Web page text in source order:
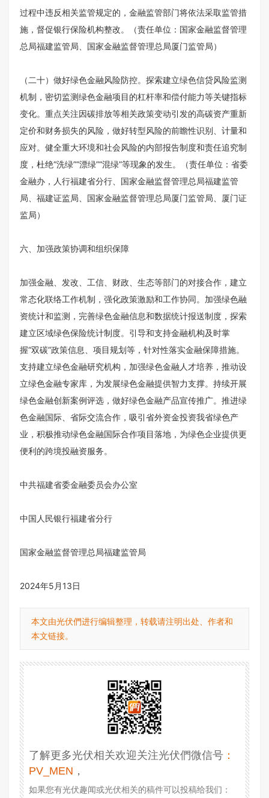
过程中违反相关监管规定的，金融监管部门将依法采取监管措
施，督促银行保险机构整改。（责任单位：国家金融监督管理
总局福建监管局、国家金融监督管理总局厦门监管局）
（二十）做好绿色金融风险防控。探索建立绿色信贷风险监测
机制，密切监测绿色金融项目的杠杆率和偿付能力等关键指标
变化。重点关注因碳排放等相关政策变动引发的高碳资产重新
定价和财务损失的风险，做好转型风险的前瞻性识别、计量和
应对。健全重大环境和社会风险的内部报告制度和责任追究制
度，杜绝“洗绿”“漂绿”“混绿”等现象的发生。（责任单位：省委
金融办，人行福建省分行、国家金融监督管理总局福建监管
局、福建证监局、国家金融监督管理总局厦门监管局、厦门证
监局）
六、加强政策协调和组织保障
加强金融、发改、工信、财政、生态等部门的对接合作，建立
常态化联络工作机制，强化政策激励和工作协同。加强绿色融
资统计和监测，完善绿色金融信息和数据统计报送制度，探索
建立区域绿色保险统计制度。引导和支持金融机构及时掌
握“双碳”政策信息、项目规划等，针对性落实金融保障措施。
支持建立绿色金融研究机构，加强绿色金融人才培养，推动设
立绿色金融专家库，为发展绿色金融提供智力支撑。持续开展
绿色金融创新案例评选，做好绿色金融产品宣传推广。推进绿
色金融国际、省际交流合作，吸引省外资金投资我省绿色产
业，积极推动绿色金融国际合作项目落地，为绿色企业提供更
便利的跨境投融资服务。
中共福建省委金融委员会办公室
中国人民银行福建省分行
国家金融监督管理总局福建监管局
2024年5月13日
本文由光伏們进行编辑整理，转载请注明出处、作者和
本文链接。
了解更多光伏相关欢迎关注光伏們微信号 ：
PV_MEN ，
如果您有光伏趣闻或光伏相关的稿件可以投稿给我们：